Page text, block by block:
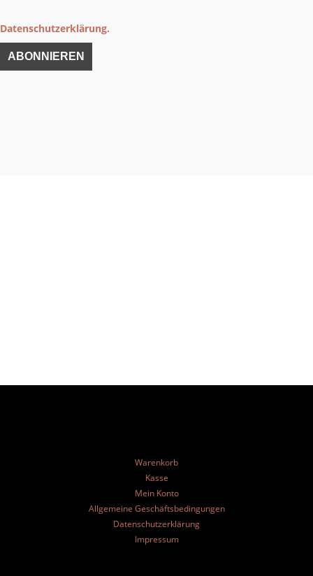
Datenschutzerklärung.
Warenkorb
Kasse
Mein Konto
Allgemeine Geschäftsbedingungen
Datenschutzerklärung
Impressum